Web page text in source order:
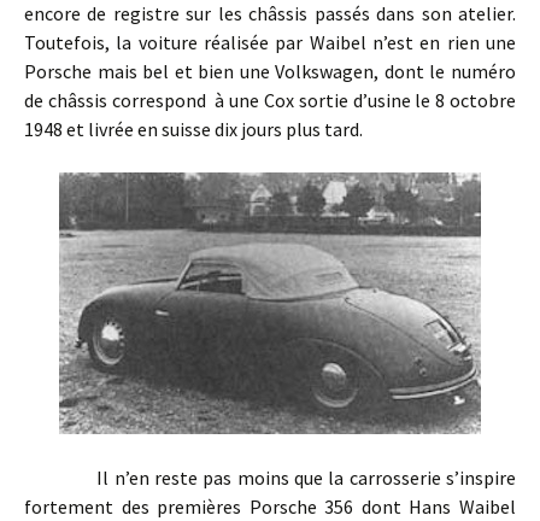
encore de registre sur les châssis passés dans son atelier.
Toutefois, la voiture réalisée par Waibel n’est en rien une
Porsche mais bel et bien une Volkswagen, dont le numéro
de châssis correspond à une Cox sortie d’usine le 8 octobre
1948 et livrée en suisse dix jours plus tard.
Il n’en reste pas moins que la carrosserie s’inspire
fortement des premières Porsche 356 dont Hans Waibel